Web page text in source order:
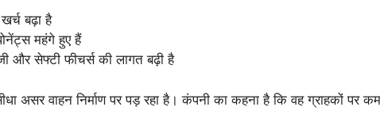
बढ़ा है
महंगे हुए हैं
और सेफ्टी फीचर्स की लागत बढ़ी है
असर वाहन निर्माण पर पड़ रहा है। कंपनी का कहना है कि वह ग्राहकों